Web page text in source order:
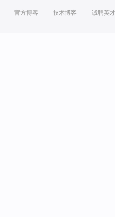
官方博客 技术博客 诚聘英才